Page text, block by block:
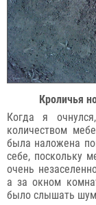
Кроличья
Когда я
количеством
была наложена
себе, поскольку
очень
а за окном
было слышать шум